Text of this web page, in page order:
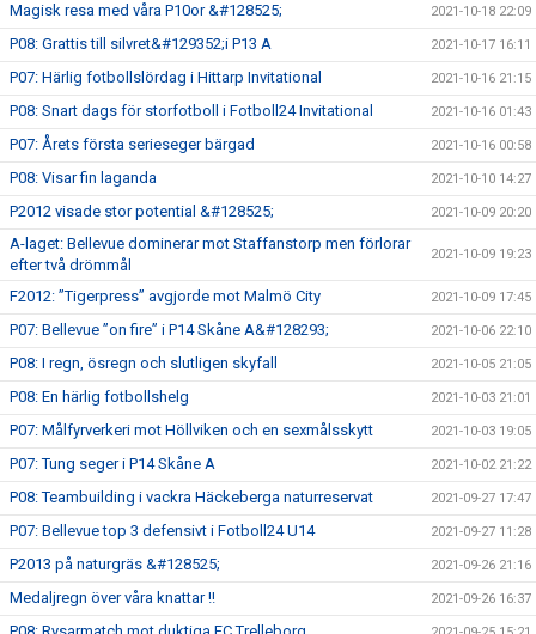
Magisk resa med våra P10or &#128525; 2021-10-18 22:09
P08: Grattis till silvret&#129352;i P13 A 2021-10-17 16:11
P07: Härlig fotbollslördag i Hittarp Invitational 2021-10-16 21:15
P08: Snart dags för storfotboll i Fotboll24 Invitational 2021-10-16 01:43
P07: Årets första serieseger bärgad 2021-10-16 00:58
P08: Visar fin laganda 2021-10-10 14:27
P2012 visade stor potential &#128525; 2021-10-09 20:20
A-laget: Bellevue dominerar mot Staffanstorp men förlorar
efter två drömmål
2021-10-09 19:23
F2012: ”Tigerpress” avgjorde mot Malmö City 2021-10-09 17:45
P07: Bellevue ”on fire” i P14 Skåne A&#128293; 2021-10-06 22:10
P08: I regn, ösregn och slutligen skyfall 2021-10-05 21:05
P08: En härlig fotbollshelg 2021-10-03 21:01
P07: Målfyrverkeri mot Höllviken och en sexmålsskytt 2021-10-03 19:05
P07: Tung seger i P14 Skåne A 2021-10-02 21:22
P08: Teambuilding i vackra Häckeberga naturreservat 2021-09-27 17:47
P07: Bellevue top 3 defensivt i Fotboll24 U14 2021-09-27 11:28
P2013 på naturgräs &#128525; 2021-09-26 21:16
Medaljregn över våra knattar !! 2021-09-26 16:37